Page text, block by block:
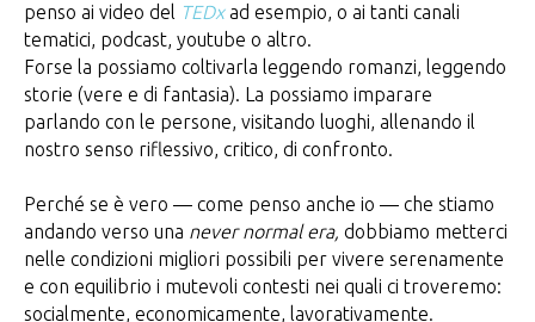
penso ai video del TEDxad esempio, o ai tanti canali
tematici, podcast, youtube o altro.
Forse la possiamo coltivarla leggendo romanzi, leggendo
storie (vere e di fantasia). La possiamo imparare
parlando con le persone, visitando luoghi, allenando il
nostro senso riflessivo, critico, di confronto.
Perché se è vero — come penso anche io — che stiamo
andando verso una never normal era, dobbiamo metterci
nelle condizioni migliori possibili per vivere serenamente
e con equilibrio i mutevoli contesti nei quali ci troveremo:
socialmente, economicamente, lavorativamente.